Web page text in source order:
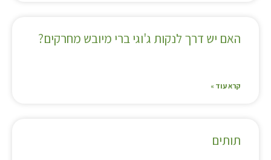
האם יש דרך לנקות ג'וגי ברי מיובש מחרקים?
קרא עוד »
תותים